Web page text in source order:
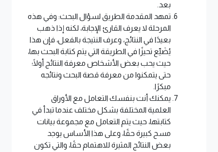
بعد.
تمهد المقدمة الطريق لسؤال البحث: وفي هذه
المرحلة لا يعرف القارئ الإجابة، لكنه إذا ذهب
بعيدًا في النتائج، وعرف النتيجة بالفعل، فإن هذا
يُضَيِّع تحيزًا في الطريقة التي يتم كتابة البحث بها،
حيث يحب بعض الأشخاص معرفة النتائج أولًا؛
حتى يتمكنوا من معرفة قصة البحث ونتائجه
مبكرًا.
يمكنك أنت بنفسك التعامل مع الأوراق
العلمية المختلفة بشكل مختلف عندما تبدأ في
كتابتها، حيث يتم التعامل مع مجموعة بيانات
مسح كبيرة حقًا، وعلى هذا الأساس يوجد
بعض النتائج المثيرة للاهتمام حقًا، والتي تكون